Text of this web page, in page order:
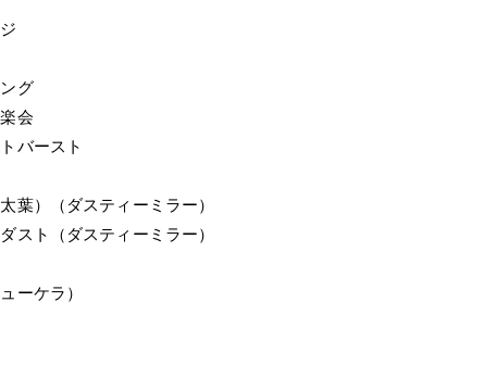
グ
会
バースト
）（ダスティーミラー）
ト（ダスティーミラー）
ケラ）